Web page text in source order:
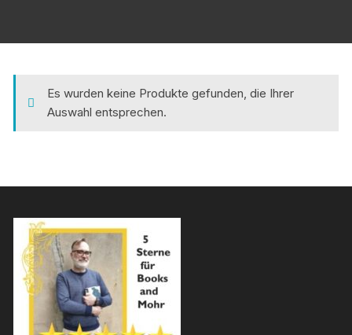
Es wurden keine Produkte gefunden, die Ihrer
Auswahl entsprechen.